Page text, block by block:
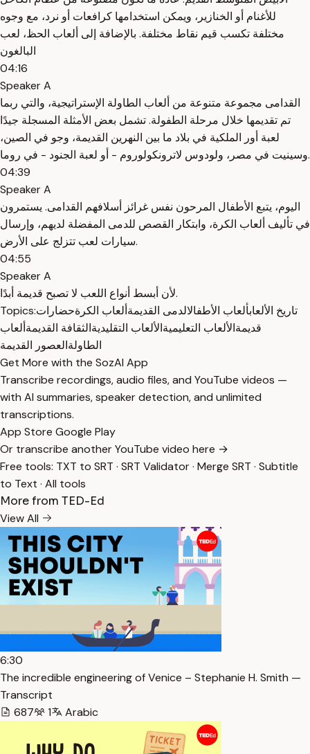
للأغنام أو الخنازير، ويمكن استخدامها كرافعات أو نرد، مع وجوه
مختلفة تكسب قيم نقاط مختلفة. بالإضافة إلى ألعاب الحظ، لعب
البالغون
04:16
Speaker A
القدامى مجموعة متنوعة من ألعاب الطاولة الإستراتيجية، والتي ربما
تم تقديمها خلال مرحلة الطفولة. تشمل بعض الأمثلة المسجلة جيدًا
لعبة أور الملكية في بلاد ما بين النهرين القديمة، وجو في الصين،
وسينيت في مصر، ولودوس لاترونكولوروم - أو لعبة الجنود - في روما.
04:39
Speaker A
اليوم، يتبع الأطفال المرحون نفس غرائز أسلافهم القدامى. يستمرون
في تأليف ألعاب الكرة، وابتكار القصص للدمى المفضلة لديهم، وإرسال
سيارات لعب تتزلج على الأرض.
04:55
Speaker A
لأن أبسط أنواع اللعب لا تصبح قديمة أبدًا.
Topics:
تاريخ الألعابألعاب الأطفالالدمى القديمةألعاب الكرةحضارات
قديمةالألعاب التعليميةالألعاب التقليديةالثقافة القديمةألعاب
الطاولةالعصور القديمة
Get More with the SozAI App
Transcribe recordings, audio files, and YouTube videos —
with AI summaries, speaker detection, and unlimited
transcriptions.
App Store Google Play
Or transcribe another YouTube video here →
Free tools: TXT to SRT · SRT Validator· Merge SRT · Subtitle
to Text · All tools
More from TED-Ed
View All
6:30
The incredible engineering of Venice – Stephanie H. Smith —
Transcript
687
1 Arabic